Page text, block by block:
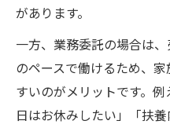
業務委託が叶える自
業務委託と美容
比較
自分らしく働く
美容室業務委託
があります。
一方、業務委託の場合は
のペースで働けるため、
すいのがメリットです。
日はお休みしたい」「扶